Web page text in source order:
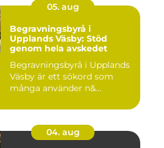
05. aug
Begravningsbyrå i
Upplands Väsby: Stöd
genom hela avskedet
Begravningsbyrå i Upplands
Väsby är ett sökord som
många använder n&...
04. aug